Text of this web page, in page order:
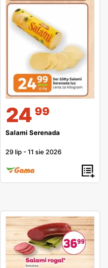
24 99
Salami Serenada
29 lip -11 sie 2026